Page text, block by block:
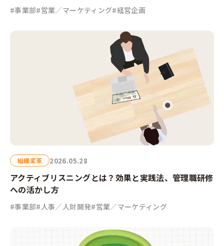
#事業部#営業／マーケティング#経営企画
組織変革 2026.05.28
アクティブリスニングとは？効果と実践法、管理職研修
への活かし方
#事業部#人事／人財開発#営業／マーケティング